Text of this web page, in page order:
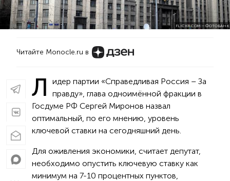
FLICKR.COM – ФОТОБАНК
Читайте Monocle.ru в
Л
идер партии «Справедливая Россия – За
правду», глава одноимённой фракции в
Госдуме РФ Сергей Миронов назвал
оптимальный, по его мнению, уровень
ключевой ставки на сегодняшний день.
Для оживления экономики, считает депутат,
необходимо опустить ключевую ставку как
минимум на 7-10 процентных пунктов,